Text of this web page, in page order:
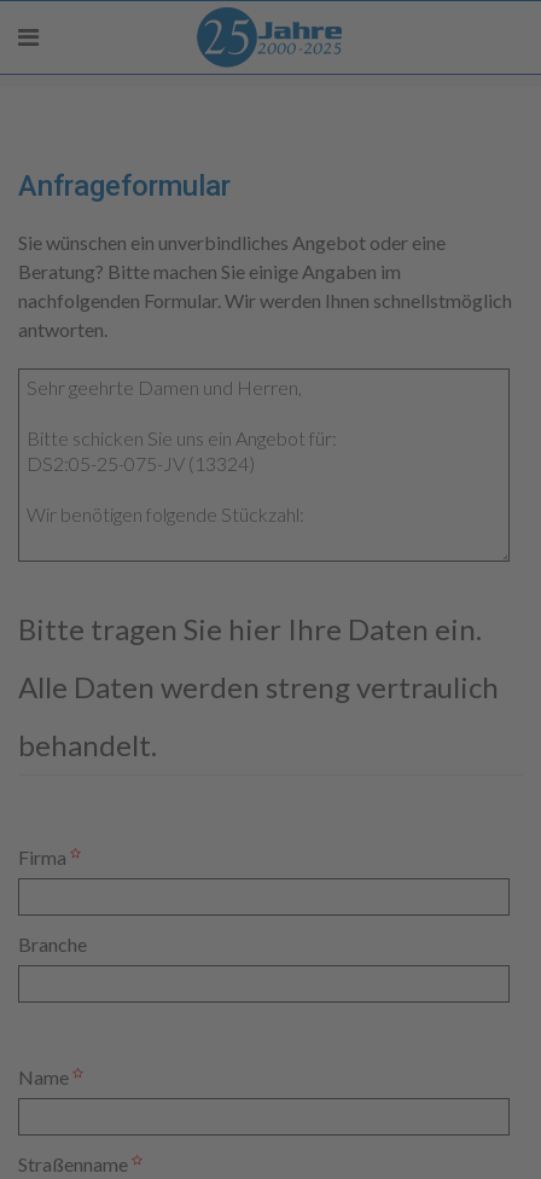
Anfrageformular
Sie wünschen ein unverbindliches Angebot oder eine
Beratung? Bitte machen Sie einige Angaben im
nachfolgenden Formular. Wir werden Ihnen schnellstmöglich
antworten.
Bitte tragen Sie hier Ihre Daten ein.
Alle Daten werden streng vertraulich
behandelt.
Firma
Branche
Name
Straßenname